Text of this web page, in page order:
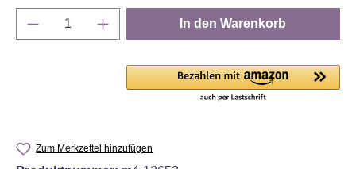
Produkt Anzahl: Gib den gewünschten
In den Warenkorb
Zum Merkzettel hinzufügen